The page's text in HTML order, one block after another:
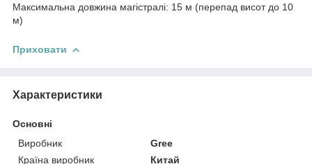
Максимальна довжина магістралі: 15 м (перепад висот до 10
м)
Приховати
Характеристики
Основні
Виробник
Gree
Країна виробник
Китай